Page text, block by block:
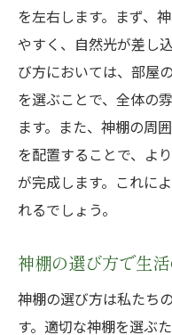
を左右します。まず、
やすく、自然光が差し
び方においては、部屋
を選ぶことで、全体の
ます。また、神棚の周
を配置することで、よ
が完成します。これに
れるでしょう。
神棚の選び方で生
神棚の選び方は私たち
す。適切な神棚を選ぶ